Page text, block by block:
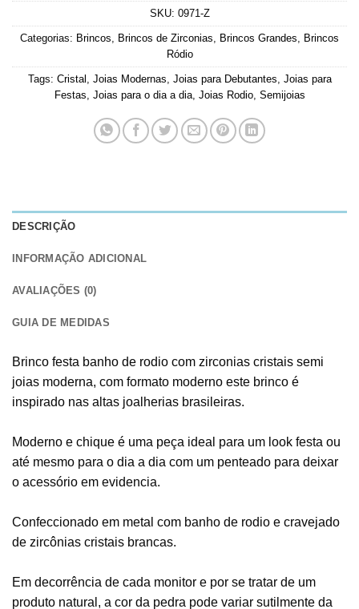
SKU: 0971-Z
Categorias: Brincos Brincos de Zirconias Brincos Grandes
Brincos
Ródio
Tags: Cristal Joias Modernas Joias para Debutantes Joias para
Festas Joias para o dia a dia, Joias Rodio, Semijoias
DESCRIÇÃO
INFORMAÇÃO ADICIONAL
AVALIAÇÕES (0)
GUIA DE MEDIDAS
Brinco festa banho de rodio com zirconias cristais semi
joias moderna, com formato moderno este brinco é
inspirado nas altas joalherias brasileiras.
Moderno e chique é uma peça ideal para um look festa ou
até mesmo para o dia a dia com um penteado para deixar
o acessório em evidencia.
Confeccionado em metal com banho de rodio e cravejado
de zircônias cristais brancas.
Em decorrência de cada monitor e por se tratar de um
produto natural, a cor da pedra pode variar sutilmente da